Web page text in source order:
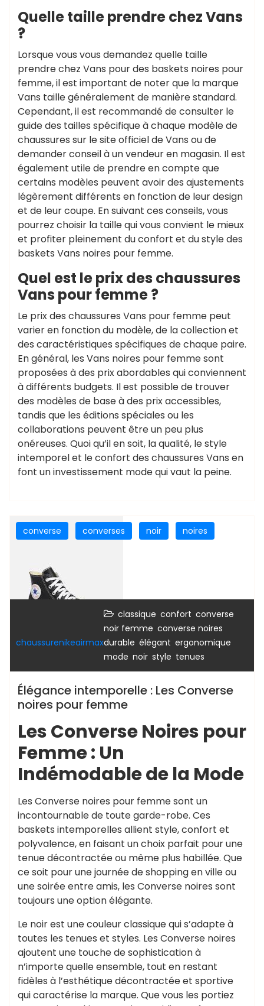
Quelle taille prendre chez Vans
?
Lorsque vous vous demandez quelle taille
prendre chez Vans pour des baskets noires pour
femme, il est important de noter que la marque
Vans taille généralement de manière standard.
Cependant, il est recommandé de consulter le
guide des tailles spécifique à chaque modèle de
chaussures sur le site officiel de Vans ou de
demander conseil à un vendeur en magasin. Il est
également utile de prendre en compte que
certains modèles peuvent avoir des ajustements
légèrement différents en fonction de leur design
et de leur coupe. En suivant ces conseils, vous
pourrez choisir la taille qui vous convient le mieux
et profiter pleinement du confort et du style des
baskets Vans noires pour femme.
Quel est le prix des chaussures
Vans pour femme ?
Le prix des chaussures Vans pour femme peut
varier en fonction du modèle, de la collection et
des caractéristiques spécifiques de chaque paire.
En général, les Vans noires pour femme sont
proposées à des prix abordables qui conviennent
à différents budgets. Il est possible de trouver
des modèles de base à des prix accessibles,
tandis que les éditions spéciales ou les
collaborations peuvent être un peu plus
onéreuses. Quoi qu’il en soit, la qualité, le style
intemporel et le confort des chaussures Vans en
font un investissement mode qui vaut la peine.
converse converses noir noires
chaussurenikeairmax
classique confort converse
noir femme converse noires
durable élégant ergonomique
mode noir style tenues
Élégance intemporelle : Les Converse
noires pour femme
Les Converse Noires pour
Femme : Un
Indémodable de la Mode
Les Converse noires pour femme sont un
incontournable de toute garde-robe. Ces
baskets intemporelles allient style, confort et
polyvalence, en faisant un choix parfait pour une
tenue décontractée ou même plus habillée. Que
ce soit pour une journée de shopping en ville ou
une soirée entre amis, les Converse noires sont
toujours une option élégante.
Le noir est une couleur classique qui s’adapte à
toutes les tenues et styles. Les Converse noires
ajoutent une touche de sophistication à
n’importe quelle ensemble, tout en restant
fidèles à l’esthétique décontractée et sportive
qui caractérise la marque. Que vous les portiez